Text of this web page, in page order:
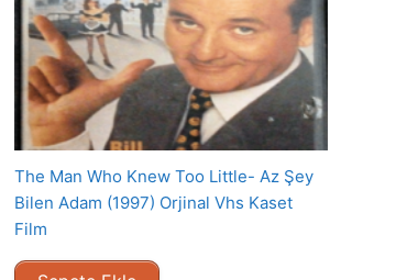
The Man Who Knew Too Little- Az Şey
Bilen Adam (1997) Orjinal Vhs Kaset
Film